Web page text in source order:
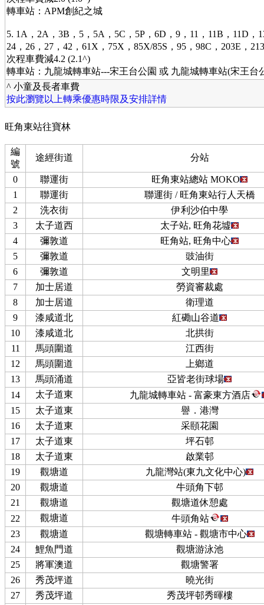
轉車站：APM創紀之城
5. 1A，2A，3B，5，5A，5C，5P，6D，9，11，11B，11D，
24，26，27，42，61X，75X，85X/85S，95，98C，203E，
次程車費減4.2 (2.1^)
轉車站：九龍城轉車站---宋王台公園 或 九龍城轉車站(宋王台
^ 小童及長者車費
按此瀏覽以上轉乘優惠時限及安排詳情
旺角東站往寶林
編
號
途經街道 分站
0 聯運街
旺角東站總站 MOKO
1
聯運街
聯運街 / 旺角東站行人天橋
2
洗衣街
伊利沙伯中學
3
太子道西
太子站, 旺角花墟
4
彌敦道
旺角站, 旺角中心
5
彌敦道
豉油街
6
彌敦道
文明里
7
加士居道
勞資審裁處
8
加士居道
衛理道
9
漆咸道北
紅磡山谷道
10
漆咸道北
北拱街
11
馬頭圍道
江西街
12
馬頭圍道
上鄉道
13
馬頭涌道
亞皆老街球場
14
太子道東
九龍城轉車站 - 富豪東方酒店
15
太子道東
譽．港灣
16
太子道東
采頤花園
17
太子道東
坪石邨
18
太子道東
啟業邨
19
觀塘道
九龍灣站(東九文化中心)
20
觀塘道
牛頭角下邨
21
觀塘道
觀塘道休憩處
22
觀塘道
牛頭角站
23
觀塘道
觀塘轉車站 - 觀塘市中心
24
鯉魚門道
觀塘游泳池
25
將軍澳道
觀塘警署
26
秀茂坪道
曉光街
27
秀茂坪道
秀茂坪邨秀暉樓